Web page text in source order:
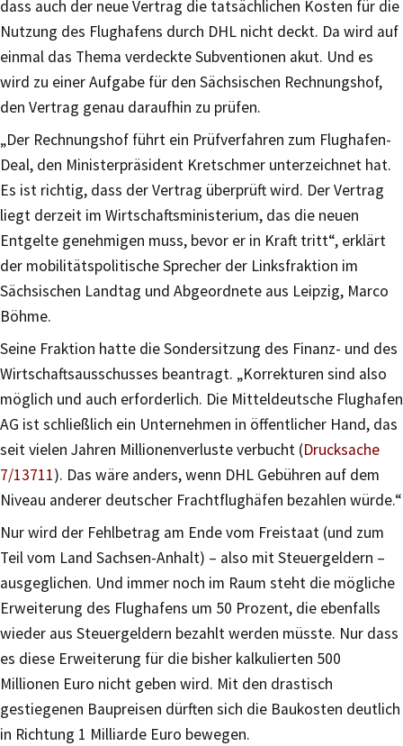
dass auch der neue Vertrag die tatsächlichen Kosten für die
Nutzung des Flughafens durch DHL nicht deckt. Da wird auf
einmal das Thema verdeckte Subventionen akut. Und es
wird zu einer Aufgabe für den Sächsischen Rechnungshof,
den Vertrag genau daraufhin zu prüfen.
„Der Rechnungshof führt ein Prüfverfahren zum Flughafen-
Deal, den Ministerpräsident Kretschmer unterzeichnet hat.
Es ist richtig, dass der Vertrag überprüft wird. Der Vertrag
liegt derzeit im Wirtschaftsministerium, das die neuen
Entgelte genehmigen muss, bevor er in Kraft tritt“, erklärt
der mobilitätspolitische Sprecher der Linksfraktion im
Sächsischen Landtag und Abgeordnete aus Leipzig, Marco
Böhme.
Seine Fraktion hatte die Sondersitzung des Finanz- und des
Wirtschaftsausschusses beantragt. „Korrekturen sind also
möglich und auch erforderlich. Die Mitteldeutsche Flughafen
AG ist schließlich ein Unternehmen in öffentlicher Hand, das
seit vielen Jahren Millionenverluste verbucht (Drucksache
7/13711). Das wäre anders, wenn DHL Gebühren auf dem
Niveau anderer deutscher Frachtflughäfen bezahlen würde.“
Nur wird der Fehlbetrag am Ende vom Freistaat (und zum
Teil vom Land Sachsen-Anhalt) – also mit Steuergeldern –
ausgeglichen. Und immer noch im Raum steht die mögliche
Erweiterung des Flughafens um 50 Prozent, die ebenfalls
wieder aus Steuergeldern bezahlt werden müsste. Nur dass
es diese Erweiterung für die bisher kalkulierten 500
Millionen Euro nicht geben wird. Mit den drastisch
gestiegenen Baupreisen dürften sich die Baukosten deutlich
in Richtung 1 Milliarde Euro bewegen.